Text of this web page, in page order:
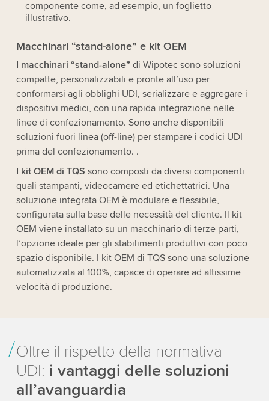
componente come, ad esempio, un foglietto
illustrativo.
Macchinari “stand-alone” e kit OEM
I macchinari “stand-alone” di Wipotec sono soluzioni
compatte, personalizzabili e pronte all’uso per
conformarsi agli obblighi UDI, serializzare e aggregare i
dispositivi medici, con una rapida integrazione nelle
linee di confezionamento. Sono anche disponibili
soluzioni fuori linea (off-line) per stampare i codici UDI
prima del confezionamento. .
I kit OEM di TQS sono composti da diversi componenti
quali stampanti, videocamere ed etichettatrici. Una
soluzione integrata OEM è modulare e flessibile,
configurata sulla base delle necessità del cliente. Il kit
OEM viene installato su un macchinario di terze parti,
l’opzione ideale per gli stabilimenti produttivi con poco
spazio disponibile. I kit OEM di TQS sono una soluzione
automatizzata al 100%, capace di operare ad altissime
velocità di produzione.
Oltre il rispetto della normativa
UDI: i vantaggi delle soluzioni
all’avanguardia